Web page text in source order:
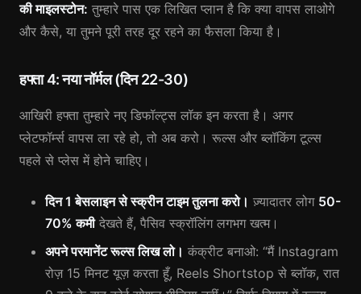
की माइलस्टोन: तुम्हारे पास एक लिखित प्लान है कि क्या वापस लाओगे
और कैसे, या तुमने पूरी तरह दूर रहने का फैसला किया है।
हफ्ता 4: नया नॉर्मल (दिन 22-30)
आखिरी हफ्ता तुम्हारे नए डिफॉल्ट्स लॉक इन करता है। अगर
प्लेटफॉर्म्स वापस ला रहे हो, तो अब करो। रूल्स और ब्लॉकिंग टूल्स
पहले से प्लेस में होने चाहिए।
दिन 1 बेसलाइन से स्क्रीन टाइम तुलना करो। ज़्यादातर लोग 50-
70% कमीदेखते हैं, पैसिव स्क्रॉलिंग लगभग खत्म।
अपने परमानेंट रूल्स लिख लो। कंक्रीट बनाओ: “मैं Instagram
रोज़ 15 मिनट यूज़ करता हूँ, Reels Shortstop से ब्लॉक, रात